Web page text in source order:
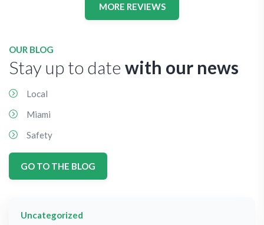
MORE REVIEWS
OUR BLOG
Stay up to datewith our news
Local
Miami
Safety
GO TO THE BLOG
Uncategorized